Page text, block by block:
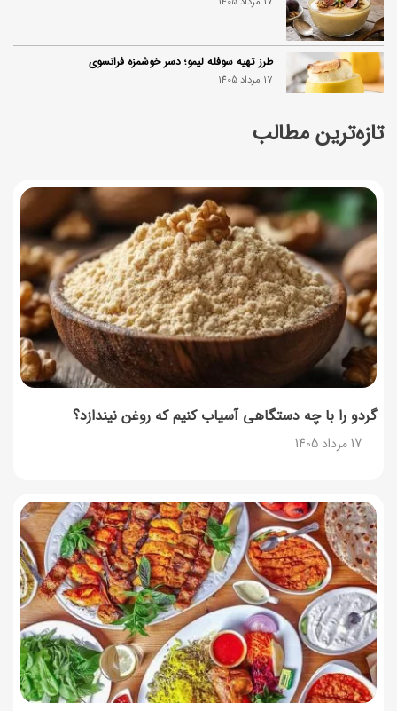
تازه‌ترین مطالب
گردو را با چه دستگاهی آسیاب کنیم که روغن نیندازد؟
17 مرداد 1405
طرز تهیه سوفله لیمو؛ دسر خوشمزه فرانسوی
17 مرداد 1405
چرا موجودی کالابرگ کم شده؟ (راهنمای پیگیری + رفع
ساخت فیلم سینمایی «Game of Thrones» رسماً تأیید شد
17 مرداد 1405
آموزش گام به گام برنامه شمیم کالابرگ
17 مرداد 1405
لیست شهرهای فعال اُکالا
17 مرداد 1405
راهنمای اعتراض به کالابرگ مرداد ۱۴۰۵ + شماره پشتیبانی
17 مرداد 1405
نحوه دریافت رمز خرید کالابرگ برای خرید آنلاین (رمز
یکبارمصرف کالابرگ)
17 مرداد 1405